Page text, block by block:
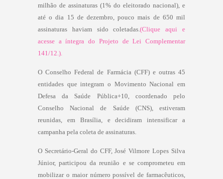
milhão de assinaturas (1% do eleitorado nacional), e
até o dia 15 de dezembro, pouco mais de 650 mil
assinaturas haviam sido coletadas.(Clique aqui e
acesse a íntegra do Projeto de Lei Complementar
141/12.).
O Conselho Federal de Farmácia (CFF) e outras 45
entidades que integram o Movimento Nacional em
Defesa da Saúde Pública+10, coordenado pelo
Conselho Nacional de Saúde (CNS), estiveram
reunidas, em Brasília, e decidiram intensificar a
campanha pela coleta de assinaturas.
O Secretário-Geral do CFF, José Vilmore Lopes Silva
Júnior, participou da reunião e se comprometeu em
mobilizar o maior número possível de farmacêuticos,